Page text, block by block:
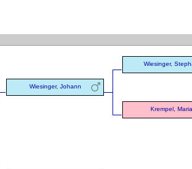
Wiesinger, Johann
Wiesinger,
Krempel, Maria